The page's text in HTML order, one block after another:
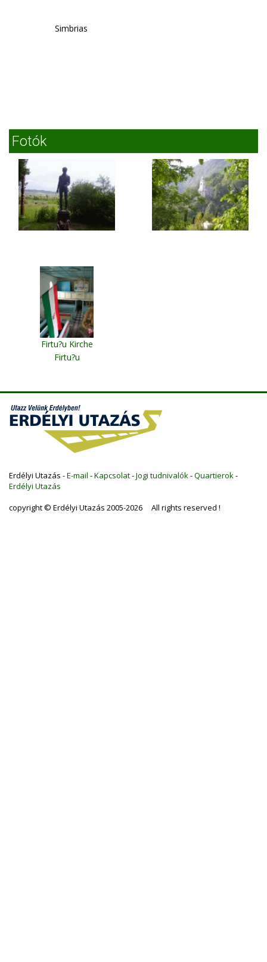
Simbrias
Fotók
Firtu?u Kirche
Firtu?u
Erdélyi Utazás -E-mail -Kapcsolat-Jogi tudnivalók-Quartierok-
Erdélyi Utazás
copyright © Erdélyi Utazás 2005-2026 All rights reserved !